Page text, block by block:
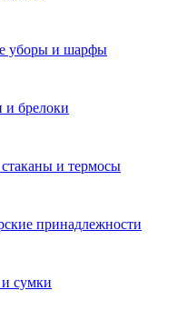
уборы и шарфы
брелоки
и термосы
принадлежности
сумки